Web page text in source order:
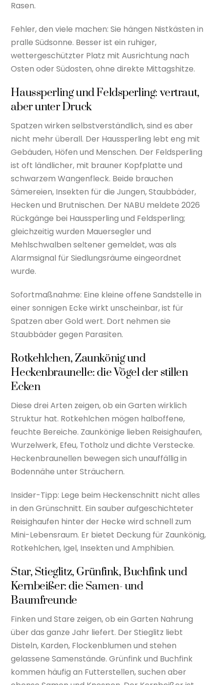
Rasen.
Fehler, den viele machen: Sie hängen Nistkästen in
pralle Südsonne. Besser ist ein ruhiger,
wettergeschützter Platz mit Ausrichtung nach
Osten oder Südosten, ohne direkte Mittagshitze.
Haussperling und Feldsperling: vertraut,
aber unter Druck
Spatzen wirken selbstverständlich, sind es aber
nicht mehr überall. Der Haussperling lebt eng mit
Gebäuden, Höfen und Menschen. Der Feldsperling
ist oft ländlicher, mit brauner Kopfplatte und
schwarzem Wangenfleck. Beide brauchen
Sämereien, Insekten für die Jungen, Staubbäder,
Hecken und Brutnischen. Der NABU meldete 2026
Rückgänge bei Haussperling und Feldsperling;
gleichzeitig wurden Mauersegler und
Mehlschwalben seltener gemeldet, was als
Alarmsignal für Siedlungsräume eingeordnet
wurde.
Sofortmaßnahme: Eine kleine offene Sandstelle in
einer sonnigen Ecke wirkt unscheinbar, ist für
Spatzen aber Gold wert. Dort nehmen sie
Staubbäder gegen Parasiten.
Rotkehlchen, Zaunkönig und
Heckenbraunelle: die Vögel der stillen
Ecken
Diese drei Arten zeigen, ob ein Garten wirklich
Struktur hat. Rotkehlchen mögen halboffene,
feuchte Bereiche. Zaunkönige lieben Reisighaufen,
Wurzelwerk, Efeu, Totholz und dichte Verstecke.
Heckenbraunellen bewegen sich unauffällig in
Bodennähe unter Sträuchern.
Insider-Tipp: Lege beim Heckenschnitt nicht alles
in den Grünschnitt. Ein sauber aufgeschichteter
Reisighaufen hinter der Hecke wird schnell zum
Mini-Lebensraum. Er bietet Deckung für Zaunkönig,
Rotkehlchen, Igel, Insekten und Amphibien.
Star, Stieglitz, Grünfink, Buchfink und
Kernbeißer: die Samen- und
Baumfreunde
Finken und Stare zeigen, ob ein Garten Nahrung
über das ganze Jahr liefert. Der Stieglitz liebt
Disteln, Karden, Flockenblumen und stehen
gelassene Samenstände. Grünfink und Buchfink
kommen häufig an Futterstellen, suchen aber